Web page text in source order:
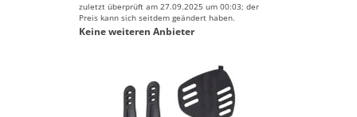
zuletzt überprüft am 27.09.2025 um 00:03; der
Preis kann sich seitdem geändert haben.
Keine weiteren Anbieter